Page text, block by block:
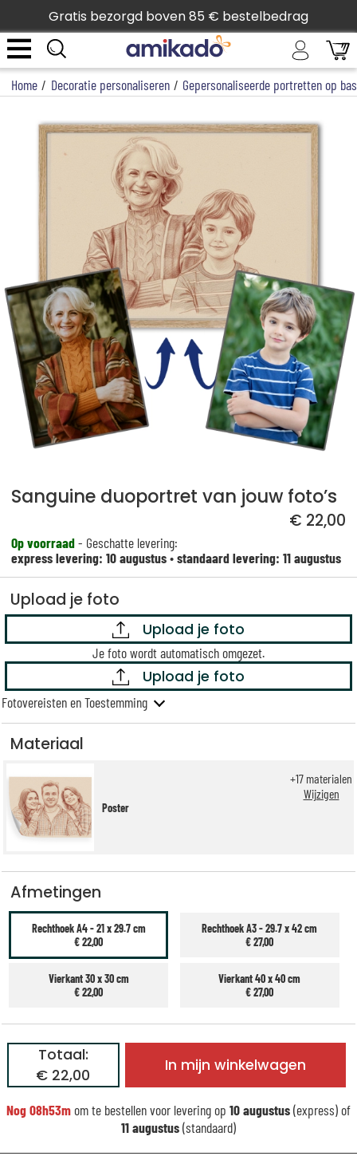
Gratis bezorgd boven 85 € bestelbedrag
Home / Decoratie personaliseren / Gepersonaliseerde portretten op
Sanguine duoportret van jouw foto’s
€ 22,00
Op voorraad- Geschatte levering:
express levering: 10 augustus•standaard levering: 11 augustus
Upload je foto
Upload je foto
Je foto wordt automatisch omgezet.
Upload je foto
Fotovereisten en Toestemming
Materiaal
Poster
+17 materialen
Wijzigen
Afmetingen
Rechthoek A4 - 21 x 29.7 cm
€ 22,00
Rechthoek A3 - 29.7 x 42 cm
€ 27,00
Vierkant 30 x 30 cm
€ 22,00
Vierkant 40 x 40 cm
€ 27,00
Totaal:
€ 22,00
In mijn winkelwagen
Nog08h53mom te bestellen voor levering op 10 augustus(express) of
11 augustus(standaard)